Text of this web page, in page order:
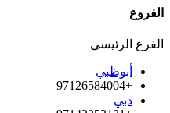
الفروع
الفرع الرئيسي
أبوظبي
+97126584004
دبي